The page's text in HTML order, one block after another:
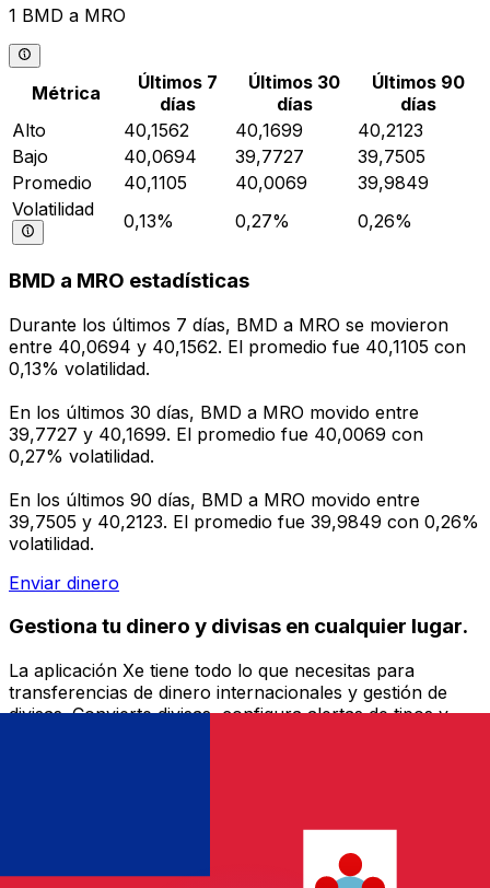
1 BMD a MRO
Métrica
Últimos 7
días
Últimos 30
días
Últimos 90
días
Alto
40,1562 40,1699
40,2123
Bajo
40,0694 39,7727
39,7505
Promedio
40,1105 40,0069
39,9849
Volatilidad
0,13% 0,27% 0,26%
BMD a MRO estadísticas
Durante los últimos 7 días, BMD a MRO se movieron
entre 40,0694 y 40,1562. El promedio fue 40,1105 con
0,13% volatilidad.
En los últimos 30 días, BMD a MRO movido entre
39,7727 y 40,1699. El promedio fue 40,0069 con
0,27% volatilidad.
En los últimos 90 días, BMD a MRO movido entre
39,7505 y 40,2123. El promedio fue 39,9849 con 0,26%
volatilidad.
Enviar dinero
Gestiona tu dinero y divisas en cualquier lugar.
La aplicación Xe tiene todo lo que necesitas para
transferencias de dinero internacionales y gestión de
divisas. Convierte divisas, configura alertas de tipos y